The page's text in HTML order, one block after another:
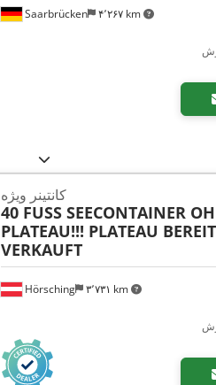
Saarbrücken ۴٬۲۶۷ km
Hörsching ۳٬۷۳۱ km
کانتینر ویژه
40 FUSS SEECONTAINER
PLATEAU!!! PLATEAU
VERKAUFT